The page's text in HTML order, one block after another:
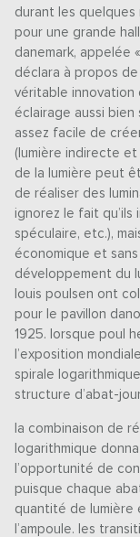
durant les quelques
pour une grande
danemark, appelée
déclara à propos de
véritable innovation
éclairage aussi bien
assez facile de
(lumière indirecte
de la lumière peut
de réaliser des
ignorez le fait
spéculaire, etc.),
économique et
développement du
louis poulsen ont
pour le pavillon
1925. lorsque poul
l’exposition
spirale
structure d’abat-
la combinaison de
logarithmique
l’opportunité de
puisque chaque
quantité de lumière
l’ampoule. les